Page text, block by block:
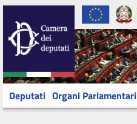
Deputati Organi Parlamentari